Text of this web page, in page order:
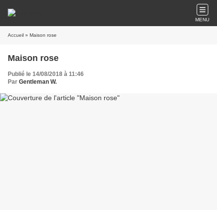
MENU
Accueil » Maison rose
Maison rose
Publié le 14/08/2018 à 11:46
Par Gentleman W.